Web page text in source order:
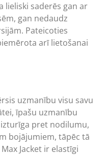
lieliski saderēs gan ar
gan nedaudz
Pateicoties
arī lietošanai
uzmanību visu savu
īpašu uzmanību
pret nodilumu,
bojājumiem, tāpēc tā
Jacket ir elastīgi